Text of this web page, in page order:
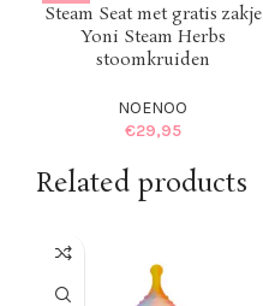
Steam Seat met gratis zakje
Yoni Steam Herbs
stoomkruiden
NOENOO
€29,95
Related products